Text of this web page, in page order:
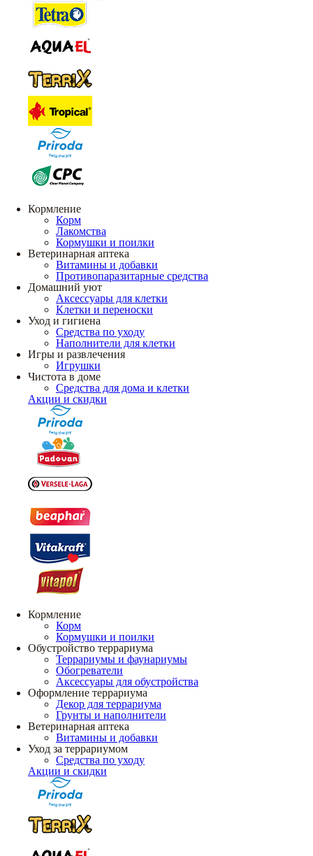
Кормление
Корм
Лакомства
Кормушки и поилки
Ветеринарная аптека
Витамины и добавки
Противопаразитарные средства
Домашний уют
Аксессуары для клетки
Клетки и переноски
Уход и гигиена
Средства по уходу
Наполнители для клетки
Игры и развлечения
Игрушки
Чистота в доме
Средства для дома и клетки
Акции и скидки
Кормление
Корм
Кормушки и поилки
Обустройство террариума
Террариумы и фаунариумы
Обогреватели
Аксессуары для обустройства
Оформление террариума
Декор для террариума
Грунты и наполнители
Ветеринарная аптека
Витамины и добавки
Уход за террариумом
Средства по уходу
Акции и скидки